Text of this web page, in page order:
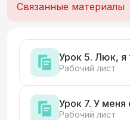
Связанные материалы
Урок 5. Люк, я
Рабочий лист
Урок 7. У меня
Рабочий лист